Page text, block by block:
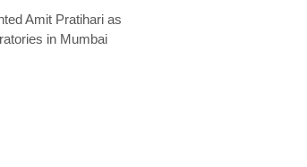
Amit Pratihari as
in Mumbai